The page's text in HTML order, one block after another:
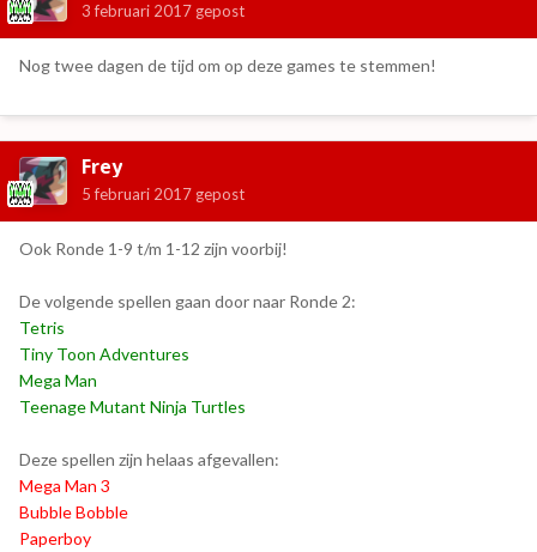
3 februari 2017 gepost
Nog twee dagen de tijd om op deze games te stemmen!
Frey
5 februari 2017 gepost
Ook Ronde 1-9 t/m 1-12 zijn voorbij!
De volgende spellen gaan door naar Ronde 2:
Tetris
Tiny Toon Adventures
Mega Man
Teenage Mutant Ninja Turtles
Deze spellen zijn helaas afgevallen:
Mega Man 3
Bubble Bobble
Paperboy